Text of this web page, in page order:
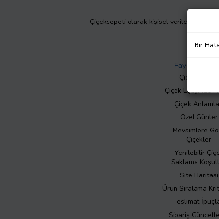
Çiçeksepeti olarak kişisel verilerinizin
Faydalı Bilgiler
Çiçek Bakımı
Çiçek Eşliğinde
Çiçek
Özel Günler
Mevsimlere
Çiçekler
Yenilebilir
Saklama
Site Haritası
Ürün Sıralama
Teslimat
Sipariş
Bir